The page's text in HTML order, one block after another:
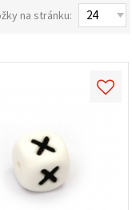
na stránku: